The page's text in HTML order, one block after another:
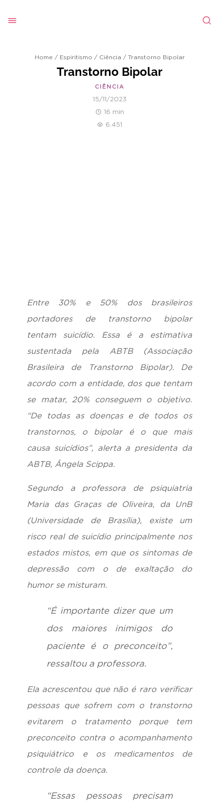
Home / Espiritismo / Ciência / Transtorno Bipolar
Transtorno Bipolar
CIÊNCIA
15/11/2023
16 min
6.451
Entre 30% e 50% dos brasileiros
portadores de transtorno bipolar
tentam suicídio. Essa é a estimativa
sustentada pela ABTB (Associação
Brasileira de Transtorno Bipolar). De
acordo com a entidade, dos que tentam
se matar, 20% conseguem o objetivo.
“De todas as doenças e de todos os
transtornos, o bipolar é o que mais
causa suicídios”, alerta a presidenta da
ABTB, Ângela Scippa.
Segundo a professora de psiquiatria
Maria das Graças de Oliveira, da UnB
(Universidade de Brasília), existe um
risco real de suicídio principalmente nos
estados mistos, em que os sintomas de
depressão com o de exaltação do
humor se misturam.
“É importante dizer que um
dos maiores inimigos do
paciente é o preconceito”,
ressaltou a professora.
Ela acrescentou que não é raro verificar
pessoas que sofrem com o transtorno
evitarem o tratamento porque tem
preconceito contra o acompanhamento
psiquiátrico e os medicamentos de
controle da doença.
“Essas pessoas precisam